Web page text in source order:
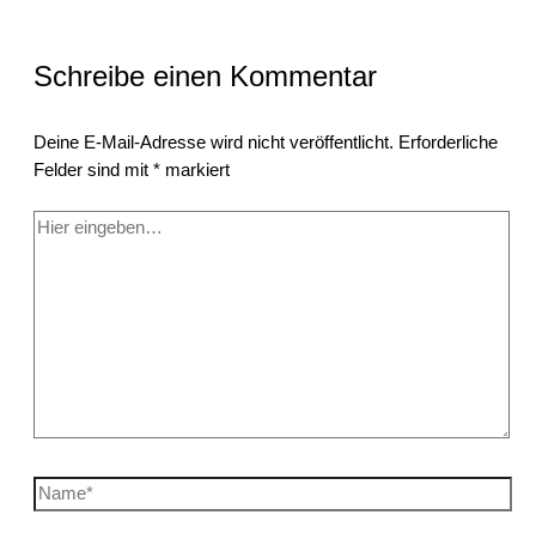
Schreibe einen Kommentar
Deine E-Mail-Adresse wird nicht veröffentlicht. Erforderliche
Felder sind mit * markiert
Hier
Name*